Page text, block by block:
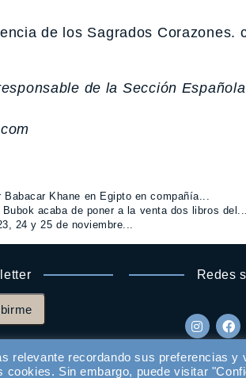
de los Sagrados Corazones.
de la Sección
Khane en Egipto en compañía...
Bubok acaba de poner a la venta dos libros del...
24 y 25 de noviembre...
Redes
relevante recordando sus preferencias y
Sin embargo, puede visitar